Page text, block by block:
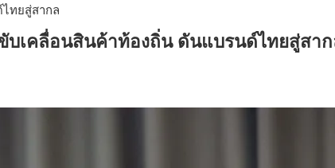
โตเต็มศักยภาพ
ง หลังยึดล็อตใหญ่จากเยอรมนี
ทยสู่สากล
บเคลื่อนสินค้าท้องถิ่น ดันแบรนด์ไทยสู่สา